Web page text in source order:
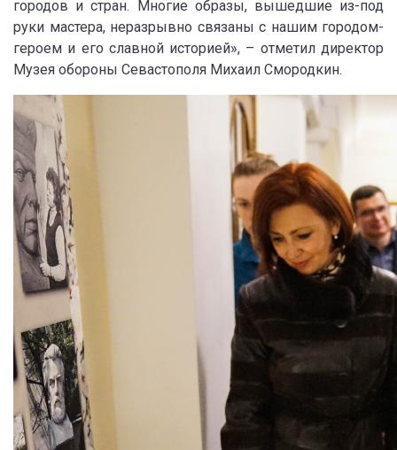
городов и стран. Многие образы, вышедшие из-под
руки мастера, неразрывно связаны с нашим городом-
героем и его славной историей», – отметил директор
Музея обороны Севастополя Михаил Смородкин.